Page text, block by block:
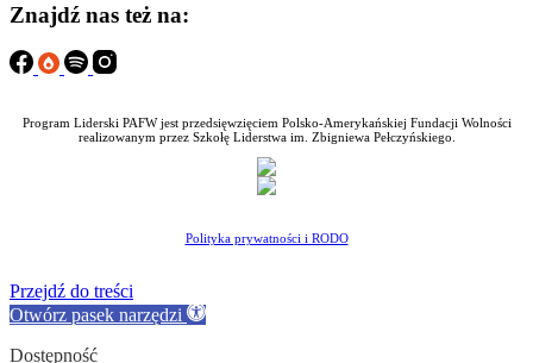
Znajdź nas też na:
Program Liderski PAFW jest przedsięwzięciem Polsko-Amerykańskiej Fundacji Wolności
realizowanym przez Szkołę Liderstwa im. Zbigniewa Pełczyńskiego.
Polityka prywatności i RODO
Przejdź do treści
Otwórz pasek narzędzi
Dostępność